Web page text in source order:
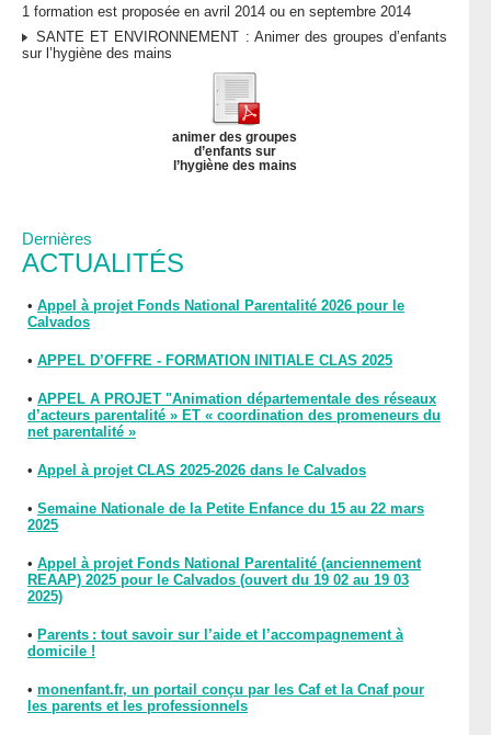
Dernières
ACTUALITÉS
• Appel à projet Fonds National Parentalité 2026 pour le
Calvados
• APPEL D’OFFRE - FORMATION INITIALE CLAS 2025
• APPEL A PROJET "Animation départementale des réseaux
d’acteurs parentalité » ET « coordination des promeneurs du
net parentalité »
• Appel à projet CLAS 2025-2026 dans le Calvados
• Semaine Nationale de la Petite Enfance du 15 au 22 mars
2025
• Appel à projet Fonds National Parentalité (anciennement
REAAP) 2025 pour le Calvados (ouvert du 19 02 au 19 03
2025)
• Parents : tout savoir sur l’aide et l’accompagnement à
domicile !
• monenfant.fr, un portail conçu par les Caf et la Cnaf pour
les parents et les professionnels
1 formation est proposée en avril 2014 ou en septembre 2014
SANTE ET ENVIRONNEMENT : Animer des groupes d’enfants
sur l’hygiène des mains
animer des groupes
d’enfants sur
l’hygiène des mains